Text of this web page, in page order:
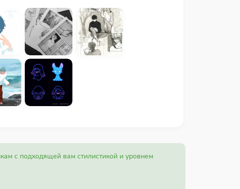
с подходящей вам стилистикой и уровнем